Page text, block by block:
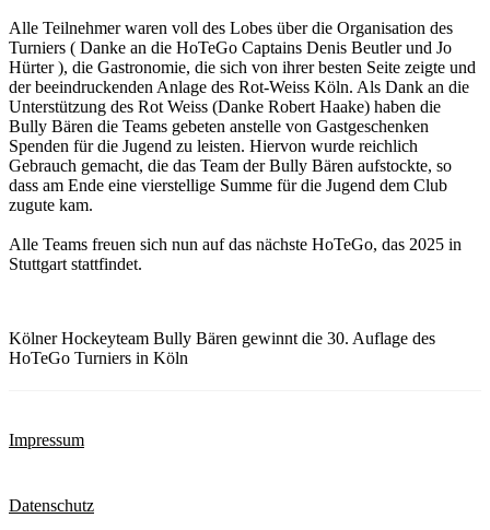
Alle Teilnehmer waren voll des Lobes über die Organisation des
Turniers ( Danke an die HoTeGo Captains Denis Beutler und Jo
Hürter ), die Gastronomie, die sich von ihrer besten Seite zeigte und
der beeindruckenden Anlage des Rot-Weiss Köln. Als Dank an die
Unterstützung des Rot Weiss (Danke Robert Haake) haben die
Bully Bären die Teams gebeten anstelle von Gastgeschenken
Spenden für die Jugend zu leisten. Hiervon wurde reichlich
Gebrauch gemacht, die das Team der Bully Bären aufstockte, so
dass am Ende eine vierstellige Summe für die Jugend dem Club
zugute kam.
Alle Teams freuen sich nun auf das nächste HoTeGo, das 2025 in
Stuttgart stattfindet.
Kölner Hockeyteam Bully Bären gewinnt die 30. Auflage des
HoTeGo Turniers in Köln
Impressum
Datenschutz